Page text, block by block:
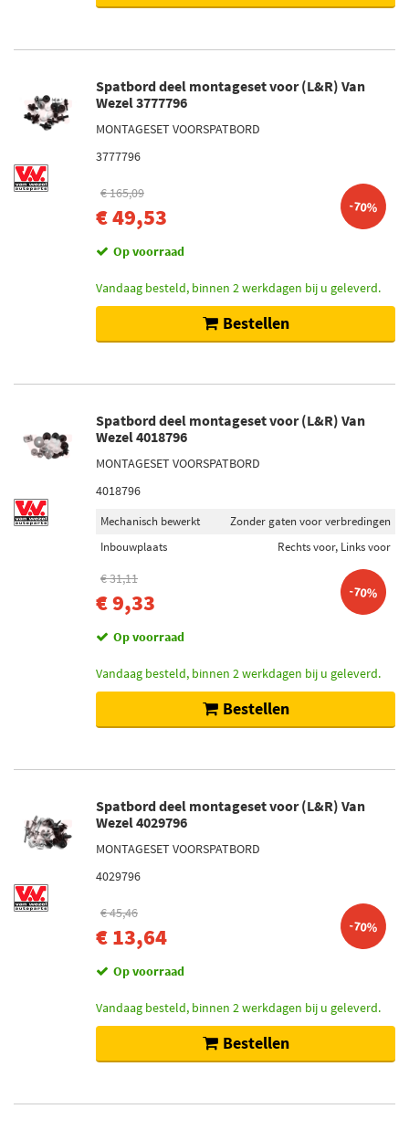
Spatbord deel montageset voor (L&R) Van
Wezel 3777796
MONTAGESET VOORSPATBORD
3777796
€ 165,09
€ 49,53 -70%
Op voorraad
Vandaag besteld, binnen 2 werkdagen bij u geleverd.
Bestellen
Spatbord deel montageset voor (L&R) Van
Wezel 4018796
MONTAGESET VOORSPATBORD
4018796
Mechanisch bewerkt
Zonder gaten voor verbredingen
Inbouwplaats
Rechts voor, Links voor
€ 31,11
€ 9,33 -70%
Op voorraad
Vandaag besteld, binnen 2 werkdagen bij u geleverd.
Bestellen
Spatbord deel montageset voor (L&R) Van
Wezel 4029796
MONTAGESET VOORSPATBORD
4029796
€ 45,46
€ 13,64 -70%
Op voorraad
Vandaag besteld, binnen 2 werkdagen bij u geleverd.
Bestellen